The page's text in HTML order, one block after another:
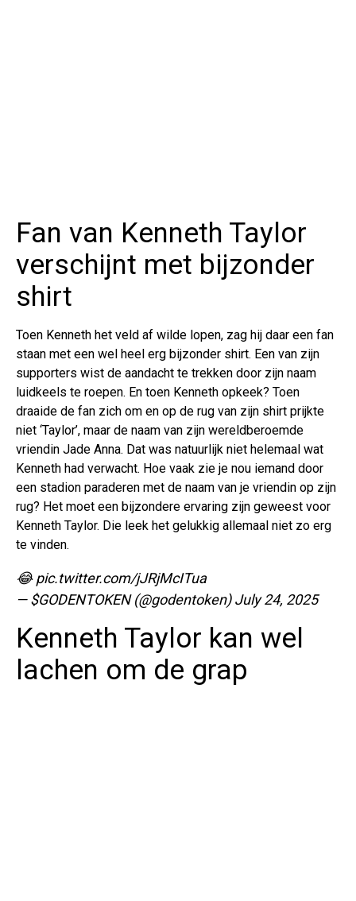
Fan van Kenneth Taylor
verschijnt met bijzonder
shirt
Toen Kenneth het veld af wilde lopen, zag hij daar een fan
staan met een wel heel erg bijzonder shirt. Een van zijn
supporters wist de aandacht te trekken door zijn naam
luidkeels te roepen. En toen Kenneth opkeek? Toen
draaide de fan zich om en op de rug van zijn shirt prijkte
niet ‘Taylor’, maar de naam van zijn wereldberoemde
vriendin Jade Anna. Dat was natuurlijk niet helemaal wat
Kenneth had verwacht. Hoe vaak zie je nou iemand door
een stadion paraderen met de naam van je vriendin op zijn
rug? Het moet een bijzondere ervaring zijn geweest voor
Kenneth Taylor. Die leek het gelukkig allemaal niet zo erg
te vinden.
😂pic.twitter.com/jJRjMcITua
— $GODENTOKEN (@godentoken)July 24, 2025
Kenneth Taylor kan wel
lachen om de grap